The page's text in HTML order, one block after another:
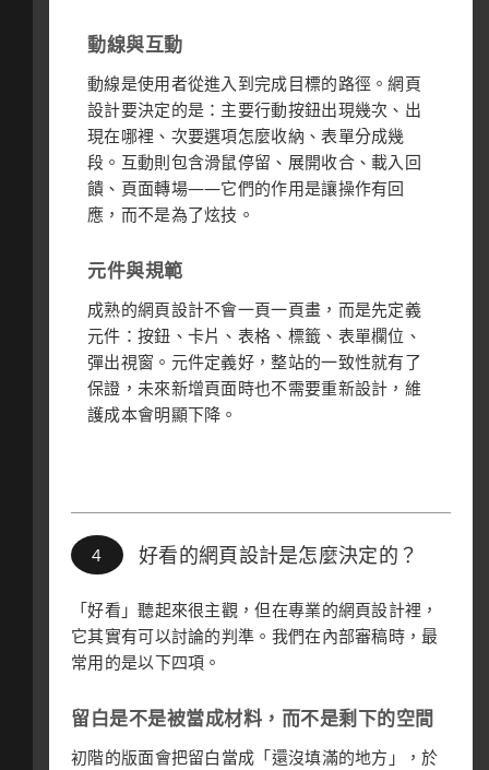
動線與互動
動線是使用者從進入到完成目標的路徑。網頁
設計要決定的是：主要行動按鈕出現幾次、出
現在哪裡、次要選項怎麼收納、表單分成幾
段。互動則包含滑鼠停留、展開收合、載入回
饋、頁面轉場——它們的作用是讓操作有回
應，而不是為了炫技。
元件與規範
成熟的網頁設計不會一頁一頁畫，而是先定義
元件：按鈕、卡片、表格、標籤、表單欄位、
彈出視窗。元件定義好，整站的一致性就有了
保證，未來新增頁面時也不需要重新設計，維
護成本會明顯下降。
好看的網頁設計是怎麼決定的？
「好看」聽起來很主觀，但在專業的網頁設計裡，
它其實有可以討論的判準。我們在內部審稿時，最
常用的是以下四項。
留白是不是被當成材料，而不是剩下的空間
初階的版面會把留白當成「還沒填滿的地方」，於